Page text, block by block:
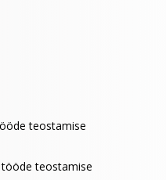
teostamise
teostamise